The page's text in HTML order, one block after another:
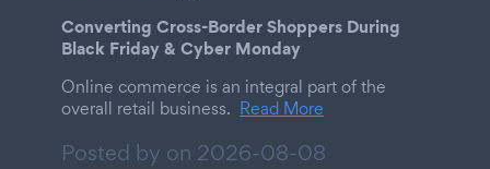
Converting Cross-Border Shoppers During
Black Friday & Cyber Monday
Online commerce is an integral part of the
overall retail business. Read More
Posted by on 2026-08-08